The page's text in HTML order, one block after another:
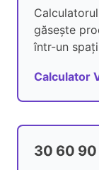
găsește
într-un
Calculator
30 60 90